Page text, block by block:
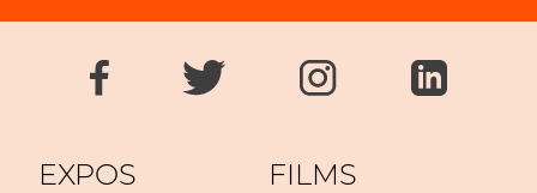
EXPOS FILMS